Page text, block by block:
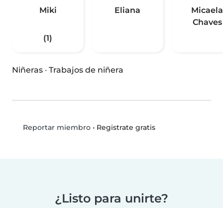
Miki
(1)
Eliana
Micaela
Chaves
Niñeras · Trabajos de niñera
Reportar miembro• Registrate gratis
¿Listo para unirte?